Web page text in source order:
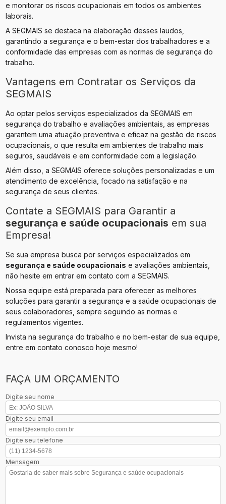
e monitorar os riscos ocupacionais em todos os ambientes
laborais.
A SEGMAIS se destaca na elaboração desses laudos,
garantindo a segurança e o bem-estar dos trabalhadores e a
conformidade das empresas com as normas de segurança do
trabalho.
Vantagens em Contratar os Serviços da
SEGMAIS
Ao optar pelos serviços especializados da SEGMAIS em
segurança do trabalho e avaliações ambientais, as empresas
garantem uma atuação preventiva e eficaz na gestão de riscos
ocupacionais, o que resulta em ambientes de trabalho mais
seguros, saudáveis e em conformidade com a legislação.
Além disso, a SEGMAIS oferece soluções personalizadas e um
atendimento de excelência, focado na satisfação e na
segurança de seus clientes.
Contate a SEGMAIS para Garantir a
segurança e saúde ocupacionais em sua
Empresa!
Se sua empresa busca por serviços especializados em
segurança e saúde ocupacionais e avaliações ambientais,
não hesite em entrar em contato com a SEGMAIS.
Nossa equipe está preparada para oferecer as melhores
soluções para garantir a segurança e a saúde ocupacionais de
seus colaboradores, sempre seguindo as normas e
regulamentos vigentes.
Invista na segurança do trabalho e no bem-estar de sua equipe,
entre em contato conosco hoje mesmo!
FAÇA UM ORÇAMENTO
Digite seu nome
Digite seu email
Digite seu telefone
Mensagem